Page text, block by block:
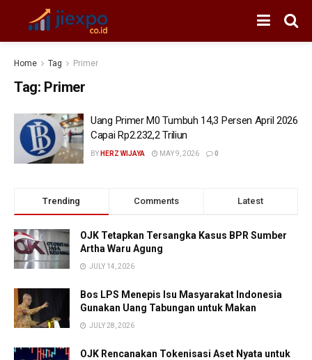
Home Tag Primer
Tag: Primer
Uang Primer M0 Tumbuh 14,3 Persen April 2026
Capai Rp2.232,2 Triliun
BY HERZ WIJAYA MAY 9, 2026 0
Trending Comments Latest
OJK Tetapkan Tersangka Kasus BPR Sumber
Artha Waru Agung
JULY 14, 2026
Bos LPS Menepis Isu Masyarakat Indonesia
Gunakan Uang Tabungan untuk Makan
JULY 28, 2026
OJK Rencanakan Tokenisasi Aset Nyata untuk